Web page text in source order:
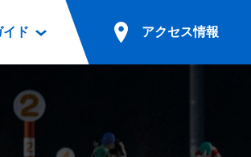
ト投票
イド アクセス情報
無料送迎バスでのご来場